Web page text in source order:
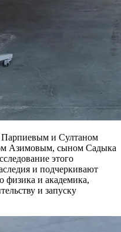
и Султаном
Азимовым, сыном Садыка
этого
и подчеркивают
физика и академика,
и запуску